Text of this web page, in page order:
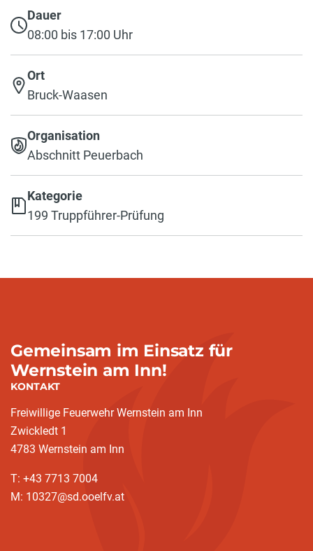
Dauer
08:00 bis 17:00 Uhr
Ort
Bruck-Waasen
Organisation
Abschnitt Peuerbach
Kategorie
199 Truppführer-Prüfung
Gemeinsam im Einsatz für
Wernstein am Inn!
KONTAKT
Freiwillige Feuerwehr Wernstein am Inn
Zwickledt 1
4783 Wernstein am Inn
T: +43 7713 7004
M: 10327@sd.ooelfv.at